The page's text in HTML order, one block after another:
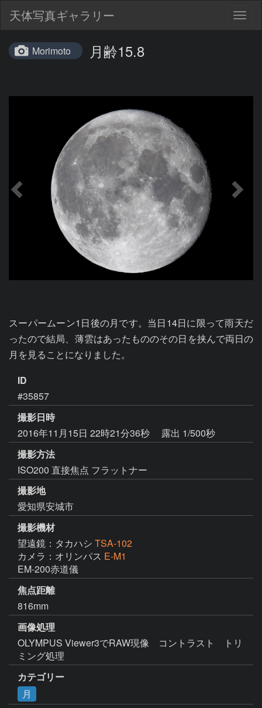
天体写真ギャラリー
Morimoto 月齢15.8
スーパームーン1日後の月です。当日14日に限って雨天だ
ったので結局、薄雲はあったもののその日を挟んで両日の
月を見ることになりました。
ID
#35857
撮影日時
2016年11月15日 22時21分36秒
露出 1/500秒
撮影方法
ISO200 直接焦点 フラットナー
撮影地
愛知県安城市
撮影機材
望遠鏡：タカハシ TSA-102
カメラ：オリンパス E-M1
EM-200赤道儀
焦点距離
816mm
画像処理
OLYMPUS Viewer3でRAW現像　コントラスト　トリ
ミング処理
カテゴリー
月